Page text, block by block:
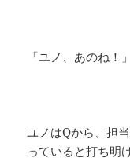
「ユノ、あのね！」
ユノはQから、担
っていると打ち明